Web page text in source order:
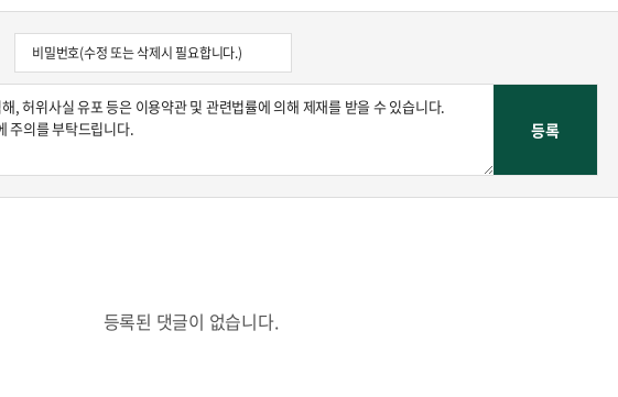
등록된 댓글이 없습니다.
튼 콜 안현정의 컬쳐포커스